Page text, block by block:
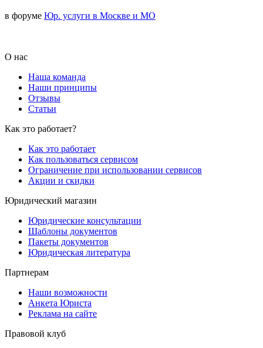
в форуме Юр. услуги в Москве и МО
О нас
Наша команда
Наши принципы
Отзывы
Статьи
Как это работает?
Как это работает
Как пользоваться сервисом
Ограничение при использовании сервисов
Акции и скидки
Юридический магазин
Юридические консультации
Шаблоны документов
Пакеты документов
Юридическая литература
Партнерам
Наши возможности
Анкета Юриста
Реклама на сайте
Правовой клуб